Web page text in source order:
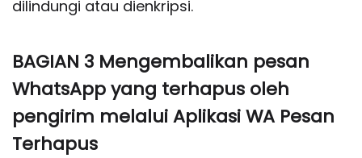
dilindungi atau dienkripsi.
BAGIAN 3 Mengembalikan pesan
WhatsApp yang terhapus oleh
pengirim melalui Aplikasi WA Pesan
Terhapus